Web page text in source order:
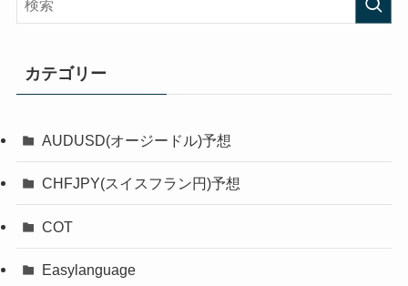
カテゴリー
AUDUSD(オージードル)予想
CHFJPY(スイスフラン円)予想
COT
Easylanguage